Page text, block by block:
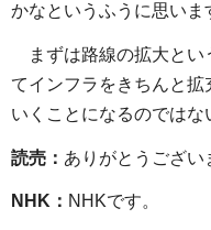
かなというふうに思いま
まずは路線の拡大とい
てインフラをきちんと
いくことになるのではな
読売： ありがとうござい
NHK： NHKです。